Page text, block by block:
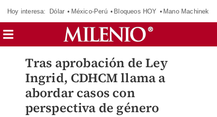
Hoy interesa: Dólar México-Perú Bloqueos HOY Mano Machinek
Tras aprobación de Ley
Ingrid, CDHCM llama a
abordar casos con
perspectiva de género